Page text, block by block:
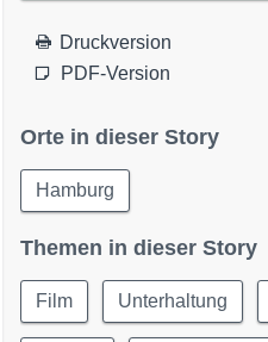
Druckversion
PDF-Version
Orte in dieser Story
Hamburg
Themen in dieser Story
Film Unterhaltung